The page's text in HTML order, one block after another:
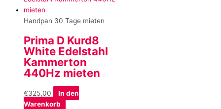
Handpan 30 Tage mieten
Prima D Kurd8
White Edelstahl
Kammerton
440Hz mieten
€325,00
In den
Warenkorb